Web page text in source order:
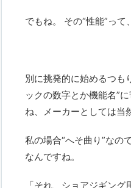
でもね。 その“性能”っ
別に挑発的に始めるつも
ックの数字とか機能名”
ね、メーカーとしては当
私の場合“へそ曲り”なの
なんですね。
「それ、ショアジギン